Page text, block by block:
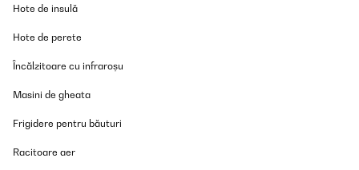
Hote de insulă
Hote de perete
Încălzitoare cu infraroșu
Masini de gheata
Frigidere pentru băuturi
Racitoare aer